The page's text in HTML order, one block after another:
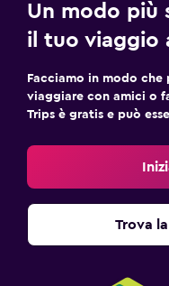
Un modo più
il tuo viaggio
Facciamo in modo
viaggiare con amici o
Trips è gratis e può
Trova